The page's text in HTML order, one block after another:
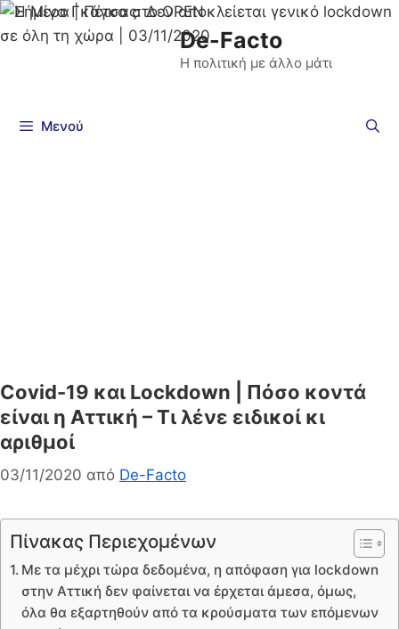
De-Facto
Η πολιτική με άλλο μάτι
Μενού
Covid-19 και Lockdown | Πόσο κοντά
είναι η Αττική – Τι λένε ειδικοί κι
αριθμοί
03/11/2020 από De-Facto
Πίνακας Περιεχομένων
Με τα μέχρι τώρα δεδομένα, η απόφαση για lockdown
στην Αττική δεν φαίνεται να έρχεται άμεσα, όμως,
όλα θα εξαρτηθούν από τα κρούσματα των επόμενων